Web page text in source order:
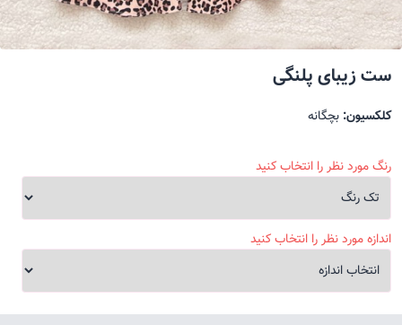
ست زیبای پلنگی
کلکسیون: بچگانه
رنگ مورد نظر را انتخاب کنید
اندازه مورد نظر را انتخاب کنید